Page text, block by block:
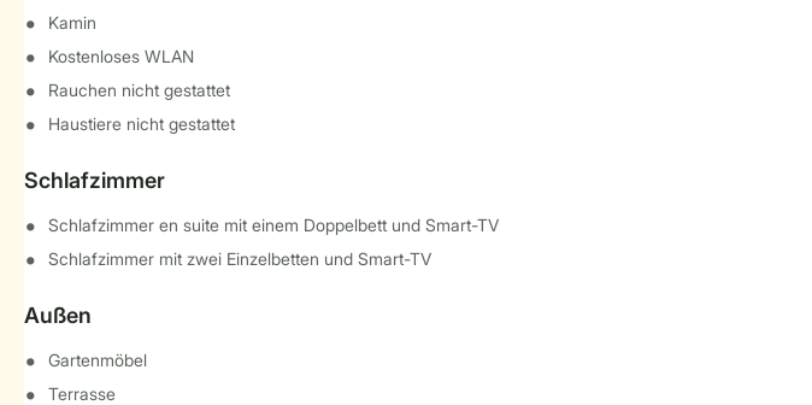
Kamin
Kostenloses WLAN
Rauchen nicht gestattet
Haustiere nicht gestattet
Schlafzimmer
Schlafzimmer en suite mit einem Doppelbett und Smart-TV
Schlafzimmer mit zwei Einzelbetten und Smart-TV
Außen
Gartenmöbel
Terrasse